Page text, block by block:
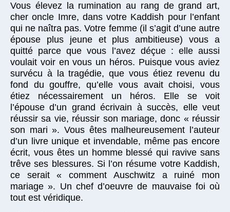
Vous élevez la rumination au rang de grand art,
cher oncle Imre, dans votre Kaddish pour l’enfant
qui ne naîtra pas. Votre femme (il s’agit d’une autre
épouse plus jeune et plus ambitieuse) vous a
quitté parce que vous l’avez déçue : elle aussi
voulait voir en vous un héros. Puisque vous aviez
survécu à la tragédie, que vous étiez revenu du
fond du gouffre, qu’elle vous avait choisi, vous
étiez nécessairement un héros. Elle se voit
l’épouse d’un grand écrivain à succès, elle veut
réussir sa vie, réussir son mariage, donc « réussir
son mari ». Vous êtes malheureusement l’auteur
d’un livre unique et invendable, même pas encore
écrit, vous êtes un homme blessé qui ravive sans
trêve ses blessures. Si l’on résume votre Kaddish,
ce serait « comment Auschwitz a ruiné mon
mariage ». Un chef d’oeuvre de mauvaise foi où
tout est véridique.